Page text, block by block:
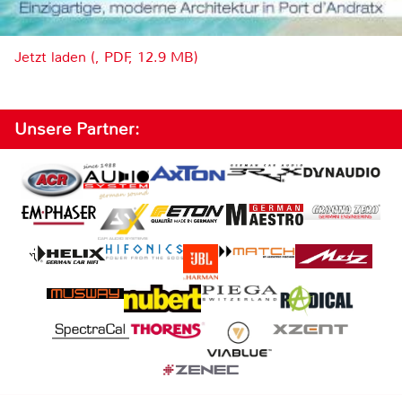
Jetzt laden (, PDF, 12.9 MB)
Unsere Partner: